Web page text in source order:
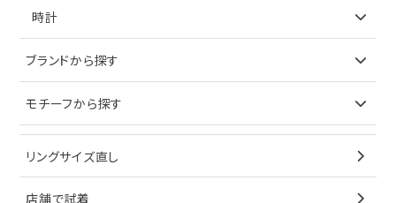
ブレスレット
ペンダントトップ
イヤリング
ブレスレット
アイテムで探す
キーケース
サングラス
時計
ブランドで探す
オメガ
シャネル
ブランドから探す
ティファニー
ブルガリ
カルティエ
モチーフから探す
星
リングサイズ直し
店舗で試着